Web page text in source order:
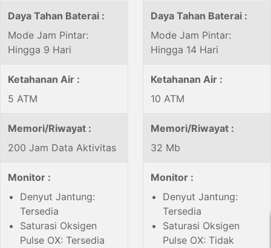
Daya Tahan Baterai :
Mode Jam Pintar:
Hingga 9 Hari
Daya Tahan Baterai :
Mode Jam Pintar:
Hingga 14 Hari
Ketahanan Air :
5 ATM
Ketahanan Air :
10 ATM
Memori/Riwayat :
200 Jam Data Aktivitas
Memori/Riwayat :
32 Mb
Monitor :
Denyut Jantung:
Tersedia
Saturasi Oksigen
Pulse OX: Tersedia
Monitor :
Denyut Jantung:
Tersedia
Saturasi Oksigen
Pulse OX: Tidak